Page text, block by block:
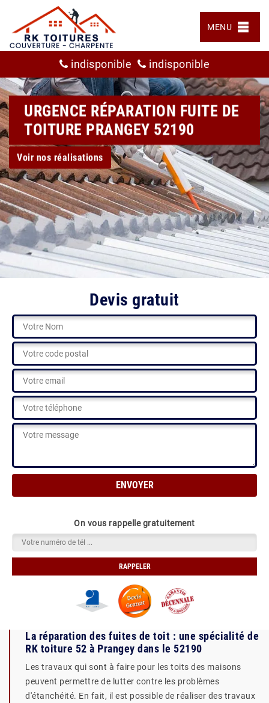
MENU
indisponible indisponible
URGENCE RÉPARATION FUITE DE
TOITURE PRANGEY 52190
Voir nos réalisations
Devis gratuit
On vous rappelle gratuitement
La réparation des fuites de toit : une spécialité de
RK toiture 52 à Prangey dans le 52190
Les travaux qui sont à faire pour les toits des maisons
peuvent permettre de lutter contre les problèmes
d'étanchéité. En fait, il est possible de réaliser des travaux